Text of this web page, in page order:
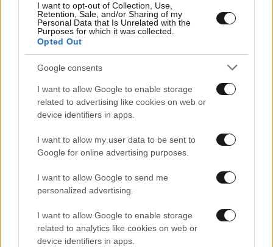
I want to opt-out of Collection, Use,
Retention, Sale, and/or Sharing of my
Personal Data that Is Unrelated with the
Purposes for which it was collected.
Opted Out
Google consents
I want to allow Google to enable storage
related to advertising like cookies on web or
device identifiers in apps.
I want to allow my user data to be sent to
Google for online advertising purposes.
I want to allow Google to send me
personalized advertising.
I want to allow Google to enable storage
related to analytics like cookies on web or
device identifiers in apps.
23·07·2025 13:20
Οι πιο εξωφρενικές στιγμές στη ζωή του Όζι Όσμπορν
του, πυροβόλησε γάτες, δάγκωσε περιστέρι